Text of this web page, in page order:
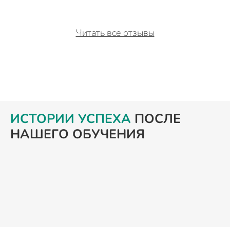
Читать все отзывы
ИСТОРИИ УСПЕХА ПОСЛЕ
НАШЕГО ОБУЧЕНИЯ